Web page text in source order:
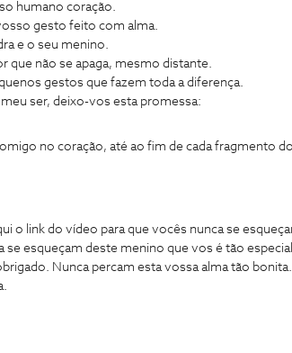
humano coração.
gesto feito com alma.
e o seu menino.
que não se apaga, mesmo distante.
gestos que fazem toda a diferença.
ser, deixo-vos esta promessa:
no coração, até ao fim de cada fragmento
o link do vídeo para que vocês nunca se
se esqueçam deste menino que vos é tão
Nunca percam esta vossa alma tão